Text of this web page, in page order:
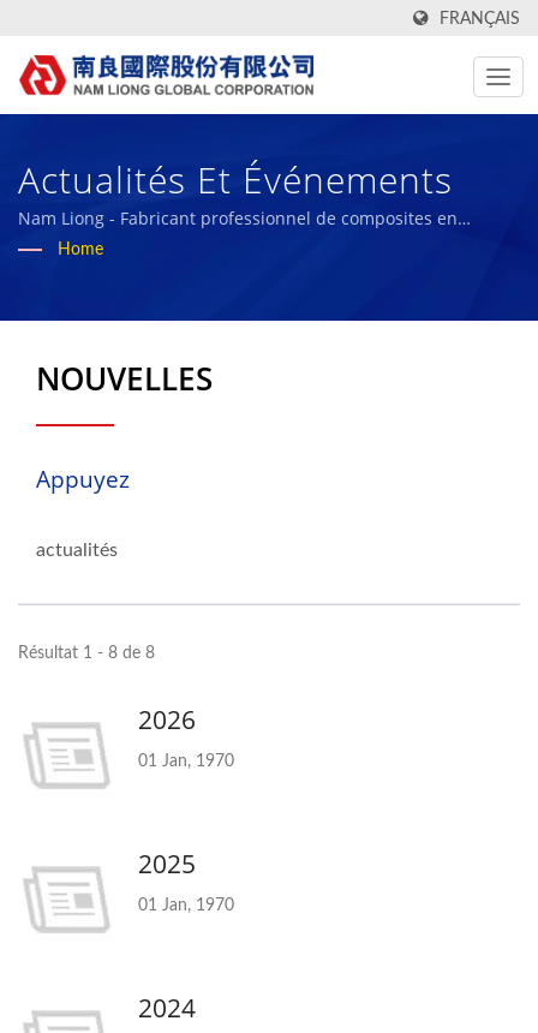
FRANÇAIS
Actualités Et Événements
Nam Liong - Fabricant professionnel de composites en
mousse polymère.
Home
NOUVELLES
Appuyez
actualités
Résultat 1 - 8 de 8
2026
01 Jan, 1970
2025
01 Jan, 1970
2024